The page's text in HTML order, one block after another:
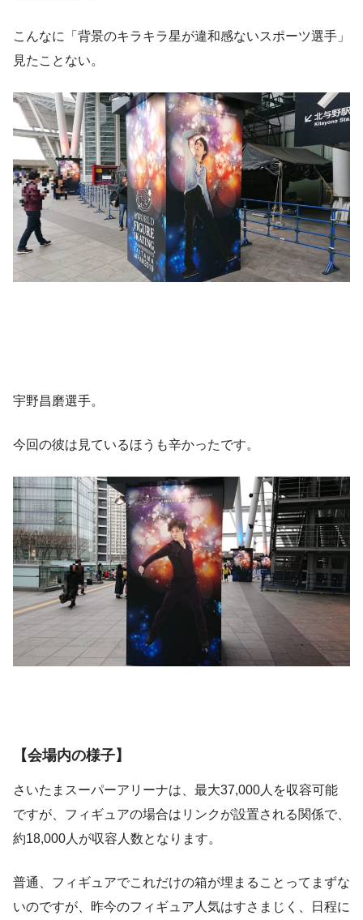
こんなに「背景のキラキラ星が違和感ないスポーツ選手」
見たことない。
宇野昌磨選手。
今回の彼は見ているほうも辛かったです。
【会場内の様子】
さいたまスーパーアリーナは、最大37,000人を収容可能
ですが、フィギュアの場合はリンクが設置される関係で、
約18,000人が収容人数となります。
普通、フィギュアでこれだけの箱が埋まることってまずな
いのですが、昨今のフィギュア人気はすさまじく、日程に